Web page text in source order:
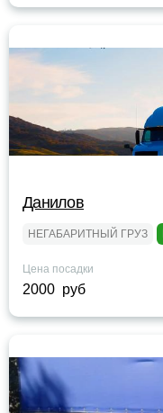
Данилов
НЕГАБАРИТНЫЙ ГРУЗ
Цена посадки
2000 руб